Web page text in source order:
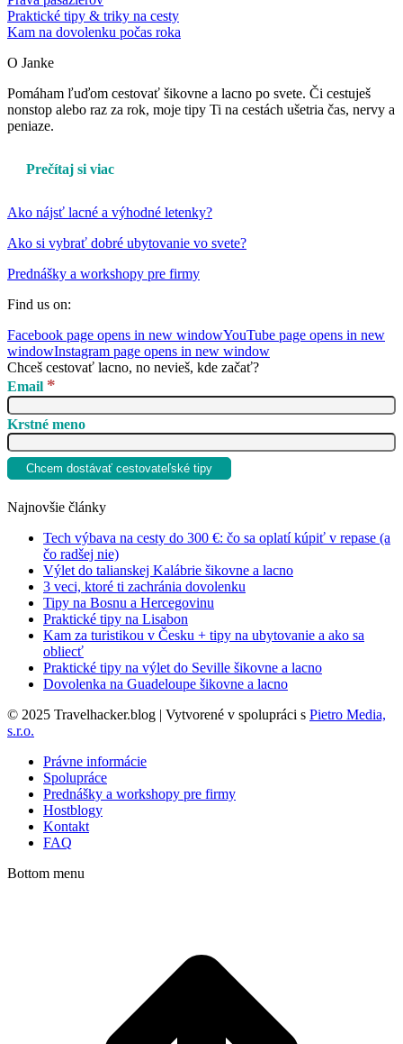
Praktické tipy & triky na cesty
Kam na dovolenku počas roka
O Janke
Pomáham ľuďom cestovať šikovne a lacno po svete. Či cestuješ
nonstop alebo raz za rok, moje tipy Ti na cestách ušetria čas, nervy a
peniaze.
Prečítaj si viac
Ako nájsť lacné a výhodné letenky?
Ako si vybrať dobré ubytovanie vo svete?
Prednášky a workshopy pre firmy
Find us on:
Facebook page opens in new windowYouTube page opens in new
windowInstagram page opens in new window
Chceš cestovať lacno, no nevieš, kde začať?
Email *
Krstné meno
Najnovšie články
Tech výbava na cesty do 300 €: čo sa oplatí kúpiť v repase (a
čo radšej nie)
Výlet do talianskej Kalábrie šikovne a lacno
3 veci, ktoré ti zachránia dovolenku
Tipy na Bosnu a Hercegovinu
Praktické tipy na Lisabon
Kam za turistikou v Česku + tipy na ubytovanie a ako sa
obliecť
Praktické tipy na výlet do Seville šikovne a lacno
Dovolenka na Guadeloupe šikovne a lacno
© 2025 Travelhacker.blog | Vytvorené v spolupráci s Pietro Media,
s.r.o.
Právne informácie
Spolupráce
Prednášky a workshopy pre firmy
Hostblogy
Kontakt
FAQ
Bottom menu